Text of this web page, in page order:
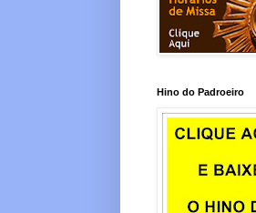
Hino do Padroeiro